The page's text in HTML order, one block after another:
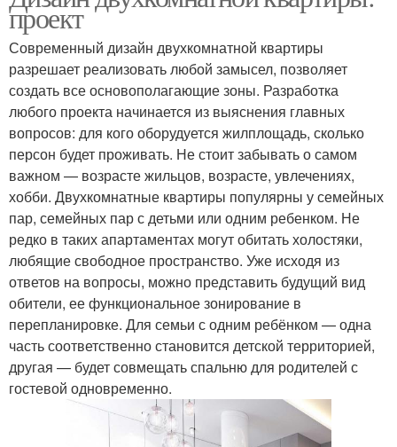
проект
Современный дизайн двухкомнатной квартиры
разрешает реализовать любой замысел, позволяет
создать все основополагающие зоны. Разработка
любого проекта начинается из выяснения главных
вопросов: для кого оборудуется жилплощадь, сколько
персон будет проживать. Не стоит забывать о самом
важном — возрасте жильцов, возрасте, увлечениях,
хобби. Двухкомнатные квартиры популярны у семейных
пар, семейных пар с детьми или одним ребенком. Не
редко в таких апартаментах могут обитать холостяки,
любящие свободное пространство. Уже исходя из
ответов на вопросы, можно представить будущий вид
обители, ее функциональное зонирование в
перепланировке. Для семьи с одним ребёнком — одна
часть соответственно становится детской территорией,
другая — будет совмещать спальню для родителей с
гостевой одновременно.